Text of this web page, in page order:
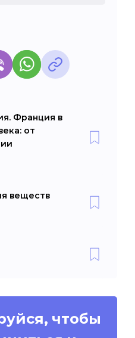
Франция в
от
веществ
чтобы